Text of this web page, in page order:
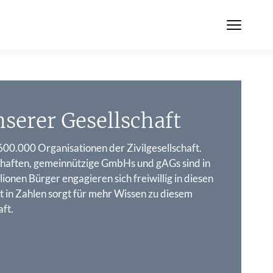
Gesellschaft
Organisationen der Zivilgesellschaft.
gemeinnützige GmbHs und gAGs sind in
Bürger engagieren sich freiwillig in diesen
Zahlen sorgt für mehr Wissen zu diesem